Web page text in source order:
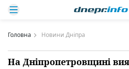
Головна Новини Дніпра
На Дніпропетровщині